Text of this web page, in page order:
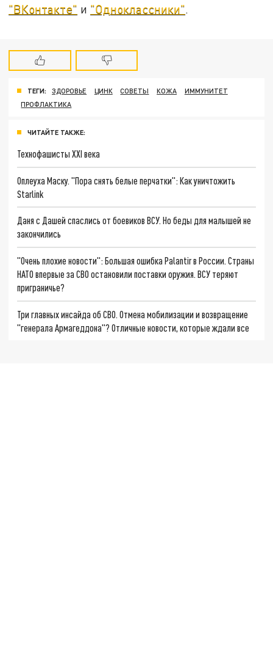
"ВКонтакте" и "Одноклассники"
ТЕГИ: ЗДОРОВЬЕ ЦИНК СОВЕТЫ КОЖА
ИММУНИТЕТ
ПРОФЛАКТИКА
ЧИТАЙТЕ ТАКЖЕ:
Технофашисты XXI века
Оплеуха Маску. "Пора снять белые перчатки": Как уничтожить
Starlink
Даня с Дашей спаслись от боевиков ВСУ. Но беды для малышей не
закончились
"Очень плохие новости": Большая ошибка Palantir в России. Страны
НАТО впервые за СВО остановили поставки оружия. ВСУ теряют
приграничье?
Три главных инсайда об СВО. Отмена мобилизации и возвращение
"генерала Армагеддона"? Отличные новости, которые ждали все